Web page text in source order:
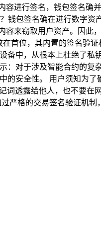
进行签名，钱包签名确
钱包签名确在进行数字
来窃取用户资产。因此
首位，其内置的签名验
中，从根本上杜绝了私
：对于涉及智能合约的复
安全性。 用户须知为
透露给他人，也不要在
严格的交易签名验证机